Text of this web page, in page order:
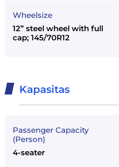
Wheelsize
12” steel wheel with full
cap; 145/70R12
Kapasitas
Passenger Capacity
(Person)
4-seater